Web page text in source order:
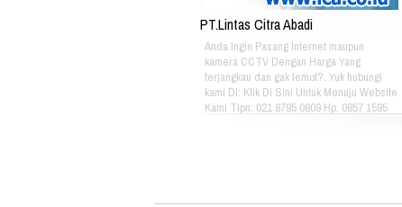
PT.Lintas Citra Abadi
Anda Ingin Pasang Internet maupun
kamera CCTV Dengan Harga Yang
terjangkau dan gak lemot?. Yuk hubungi
kami Di: Klik Di Sini Untuk Menuju Website
Kami Tlpn: 021 8795 0809 Hp: 0857 1595